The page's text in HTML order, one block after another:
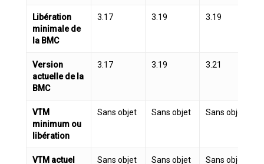
Libération
minimale de
la BMC
3.17 3.19 3.19
Version
actuelle de la
BMC
3.17 3.19 3.21
VTM
minimum ou
libération
Sans objet Sans objet Sans objet
VTM actuel
Sans objet Sans objet Sans objet